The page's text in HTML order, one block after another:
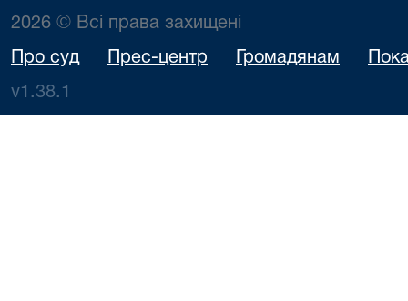
2026 © Всі права захищені
Про суд Прес-центр Громадянам
v1.38.1